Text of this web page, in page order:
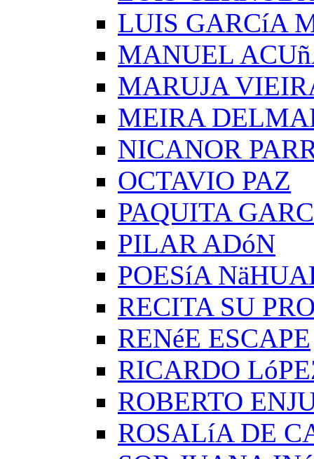
LUIS GARCíA
MANUEL
MARUJA
MEIRA
NICANOR
OCTAVIO PAZ
PAQUITA
PILAR ADóN
POESíA
RECITA SU
RENéE ESCAPE
RICARDO
ROBERTO
ROSALíA DE